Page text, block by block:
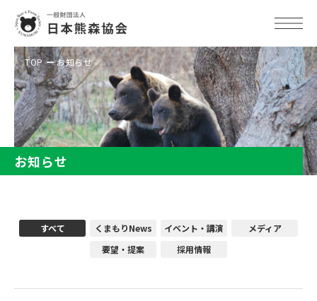
TOP お知らせ
お知らせ
すべて くまもりNews イベント・講演
メディア
要望・提案
採用情報